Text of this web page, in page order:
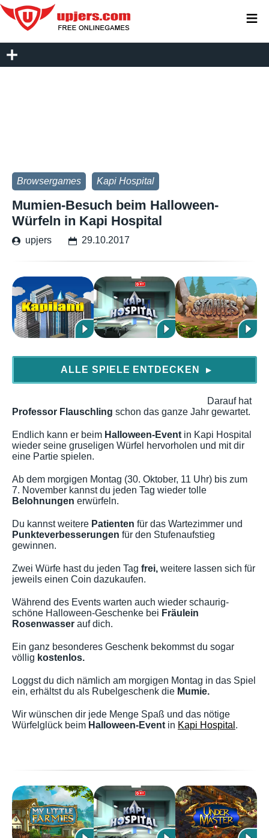
Browsergames Kapi Hospital
Mumien-Besuch beim Halloween-
Würfeln in Kapi Hospital
upjers 29.10.2017
ALLE SPIELE ENTDECKEN ▶
Darauf hat
Professor Flauschling schon das ganze Jahr gewartet.
Endlich kann er beim Halloween-Event in Kapi Hospital
wieder seine gruseligen Würfel hervorholen und mit dir
eine Partie spielen.
Ab dem morgigen Montag (30. Oktober, 11 Uhr) bis zum
7. November kannst du jeden Tag wieder tolle
Belohnungen erwürfeln.
Du kannst weitere Patienten für das Wartezimmer und
Punkteverbesserungen für den Stufenaufstieg
gewinnen.
Zwei Würfe hast du jeden Tag frei, weitere lassen sich für
jeweils einen Coin dazukaufen.
Während des Events warten auch wieder schaurig-
schöne Halloween-Geschenke bei Fräulein
Rosenwasser auf dich.
Ein ganz besonderes Geschenk bekommst du sogar
völlig kostenlos.
Loggst du dich nämlich am morgigen Montag in das Spiel
ein, erhältst du als Rubelgeschenk die Mumie.
Wir wünschen dir jede Menge Spaß und das nötige
Würfelglück beim Halloween-Event in Kapi Hospital .
≡